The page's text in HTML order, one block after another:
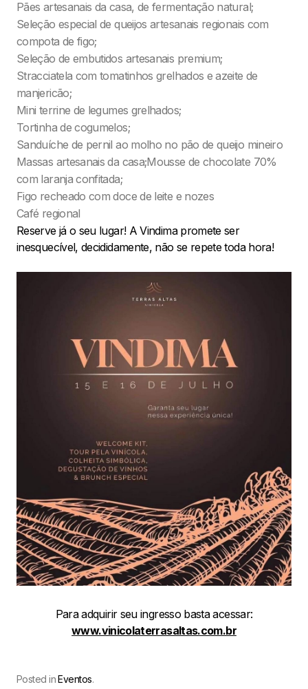
Pães artesanais da casa, de fermentação natural;
Seleção especial de queijos artesanais regionais com
compota de figo;
Seleção de embutidos artesanais premium;
Stracciatela com tomatinhos grelhados e azeite de
manjericão;
Mini terrine de legumes grelhados;
Tortinha de cogumelos;
Sanduíche de pernil ao molho no pão de queijo mineiro
Massas artesanais da casa;Mousse de chocolate 70%
com laranja confitada;
Figo recheado com doce de leite e nozes
Café regional
Reserve já o seu lugar! A Vindima promete ser
inesquecível, decididamente, não se repete toda hora!
Para adquirir seu ingresso basta acessar:
www.vinicolaterrasaltas.com.br
Posted inEventos.